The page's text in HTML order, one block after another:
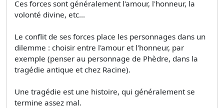
Ces forces sont généralement l'amour, l'honneur, la
volonté divine, etc...
Le conflit de ses forces place les personnages dans un
dilemme : choisir entre l'amour et l'honneur, par
exemple (penser au personnage de Phèdre, dans la
tragédie antique et chez Racine).
Une tragédie est une histoire, qui généralement se
termine assez mal.